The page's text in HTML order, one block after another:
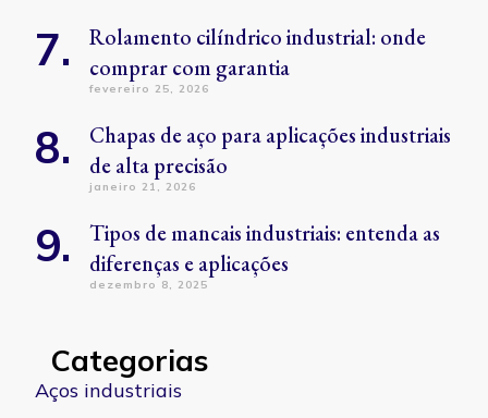
Rolamento cilíndrico industrial: onde
comprar com garantia
fevereiro 25, 2026
Chapas de aço para aplicações industriais
de alta precisão
janeiro 21, 2026
Tipos de mancais industriais: entenda as
diferenças e aplicações
dezembro 8, 2025
Categorias
Aços industriais